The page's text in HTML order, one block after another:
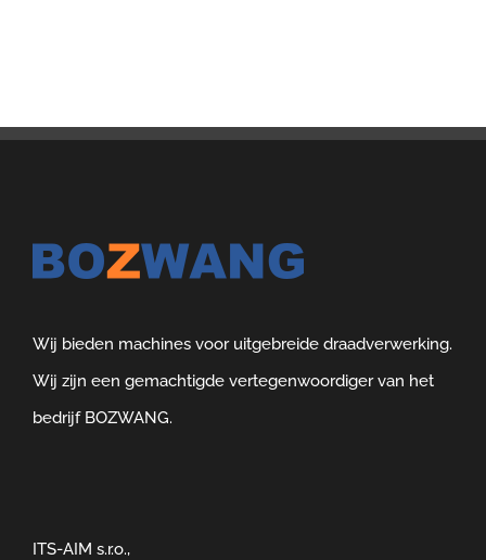
Wij bieden machines voor uitgebreide draadverwerking.
Wij zijn een gemachtigde vertegenwoordiger van het
bedrijf BOZWANG.
ITS-AIM s.r.o.,